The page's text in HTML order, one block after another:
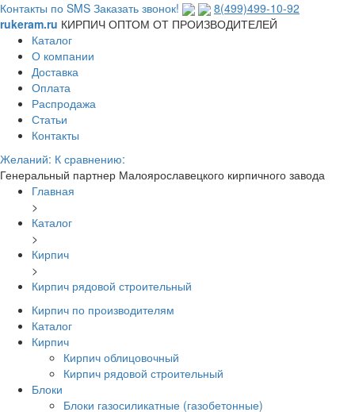
Контакты по SMS Заказать звонок!
8(499)499-10-92
rukeram.ru КИРПИЧ ОПТОМ ОТ ПРОИЗВОДИТЕЛЕЙ
Каталог
О компании
Доставка
Оплата
Распродажа
Статьи
Контакты
Желаний: К сравнению:
Генеральный партнер Малоярославецкого кирпичного завода
Главная
>
Каталог
>
Кирпич
>
Кирпич рядовой строительный
Кирпич по производителям
Каталог
Кирпич
Кирпич облицовочный
Кирпич рядовой строительный
Блоки
Блоки газосиликатные (газобетонные)